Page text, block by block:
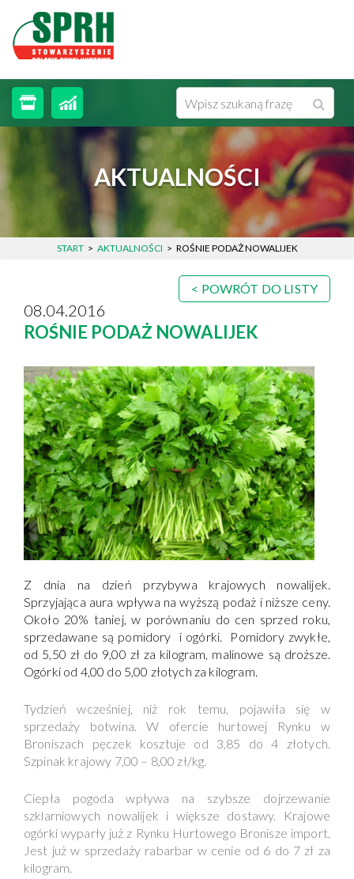
STRONA GŁÓWNA
O STOWARZYSZENIU
AKTUALNOŚCI
WYDARZENIA
POLSKIE RYNKI HURTOWE
KONTAKT
WYSZUKIWARKA
Wpisz
AKTUALNOŚCI
START AKTUALNOŚCI ROŚNIE PODAŻ NOWALIJEK
POWRÓT DO LISTY
08.04.2016
ROŚNIE PODAŻ NOWALIJEK
Z dnia na dzień przybywa krajowych nowalijek.
Sprzyjająca aura wpływa na wyższą podaż i niższe ceny.
Około 20% taniej, w porównaniu do cen sprzed roku,
sprzedawane są pomidory i ogórki. Pomidory zwykłe,
od 5,50 zł do 9,00 zł za kilogram, malinowe są droższe.
Ogórki od 4,00 do 5,00 złotych za kilogram.
Tydzień wcześniej, niż rok temu, pojawiła się w
sprzedaży botwina. W ofercie hurtowej Rynku w
Broniszach pęczek kosztuje od 3,85 do 4 złotych.
Szpinak krajowy 7,00 – 8,00 zł/kg.
Ciepła pogoda wpływa na szybsze dojrzewanie
szklarniowych nowalijek i większe dostawy. Krajowe
ogórki wyparły już z Rynku Hurtowego Bronisze import.
Jest już w sprzedaży rabarbar w cenie od 6 do 7 zł za
kilogram.